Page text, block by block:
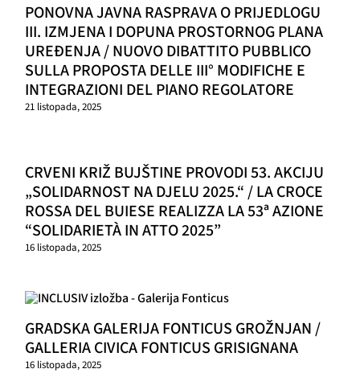
PONOVNA JAVNA RASPRAVA O PRIJEDLOGU
III. IZMJENA I DOPUNA PROSTORNOG PLANA
UREĐENJA / NUOVO DIBATTITO PUBBLICO
SULLA PROPOSTA DELLE III° MODIFICHE E
INTEGRAZIONI DEL PIANO REGOLATORE
21 listopada, 2025
CRVENI KRIŽ BUJŠTINE PROVODI 53. AKCIJU
„SOLIDARNOST NA DJELU 2025.“ / LA CROCE
ROSSA DEL BUIESE REALIZZA LA 53ª AZIONE
“SOLIDARIETÀ IN ATTO 2025”
16 listopada, 2025
GRADSKA GALERIJA FONTICUS GROŽNJAN /
GALLERIA CIVICA FONTICUS GRISIGNANA
16 listopada, 2025